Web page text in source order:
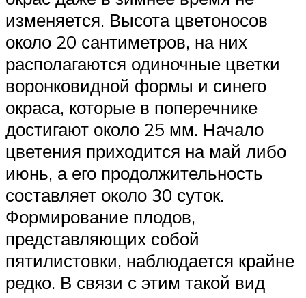
изменяется. Высота цветоносов
около 20 сантиметров, на них
располагаются одиночные цветки
воронковидной формы и синего
окраса, которые в поперечнике
достигают около 25 мм. Начало
цветения приходится на май либо
июнь, а его продолжительность
составляет около 30 суток.
Формирование плодов,
представляющих собой
пятилистовки, наблюдается крайне
редко. В связи с этим такой вид